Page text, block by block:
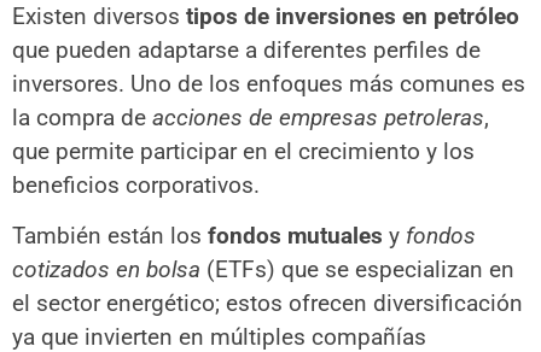
Existen diversos tipos de inversiones en petróleo
que pueden adaptarse a diferentes perfiles de
inversores. Uno de los enfoques más comunes es
la compra de acciones de empresas petroleras,
que permite participar en el crecimiento y los
beneficios corporativos.
También están los fondos mutuales y fondos
cotizados en bolsa (ETFs) que se especializan en
el sector energético; estos ofrecen diversificación
ya que invierten en múltiples compañías